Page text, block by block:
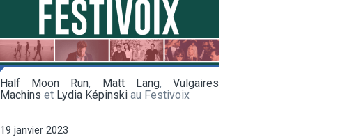
Half Moon Run, Matt Lang,Vulgaires
Machins et Lydia Képinski au Festivoix
19 janvier 2023